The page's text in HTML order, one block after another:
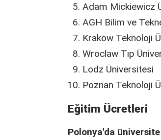
Adam Mickiewicz
AGH Bilim ve
Krakow Teknoloji
Wroclaw Tıp
Lodz Üniversitesi
Poznan Teknoloji
Eğitim Ücretleri
Polonya'da